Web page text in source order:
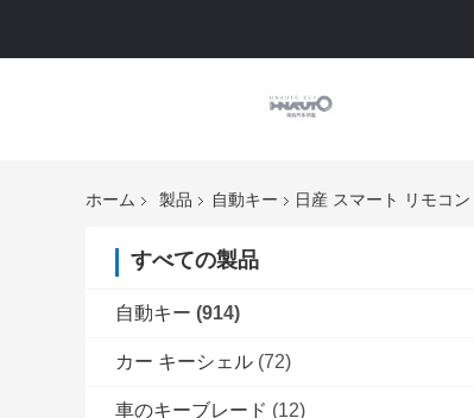
ホーム 製品 自動キー 日産 スマート リモコ
すべての製品
自動キー (914)
カー キーシェル (72)
車のキーブレード (12)